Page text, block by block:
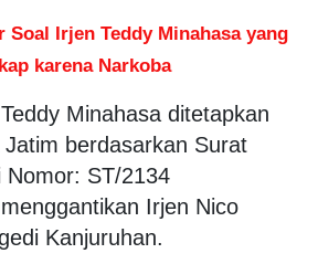
Soal Irjen Teddy Minahasa yang
karena Narkoba
Minahasa ditetapkan
berdasarkan Surat
Nomor: ST/2134
Irjen Nico
Kanjuruhan.